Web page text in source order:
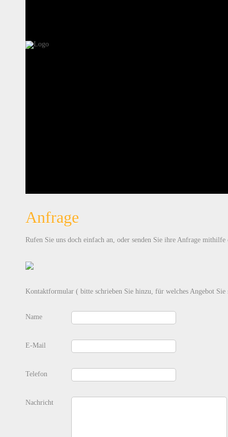
Anfrage
Rufen Sie uns doch einfach an, oder senden Sie ihre Anfrage
Kontaktformular ( bitte schrieben Sie hinzu, für welches Angebot Sie
Name
E-Mail
Telefon
Nachricht